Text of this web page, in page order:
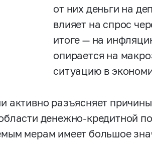
от них деньги на
влияет на спрос
итоге — на
опирается на
ситуацию в
активно разъясняет
денежно-кредитной
мерам имеет большое